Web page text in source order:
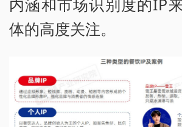
内涵和市场识别度的IP
体的高度关注。